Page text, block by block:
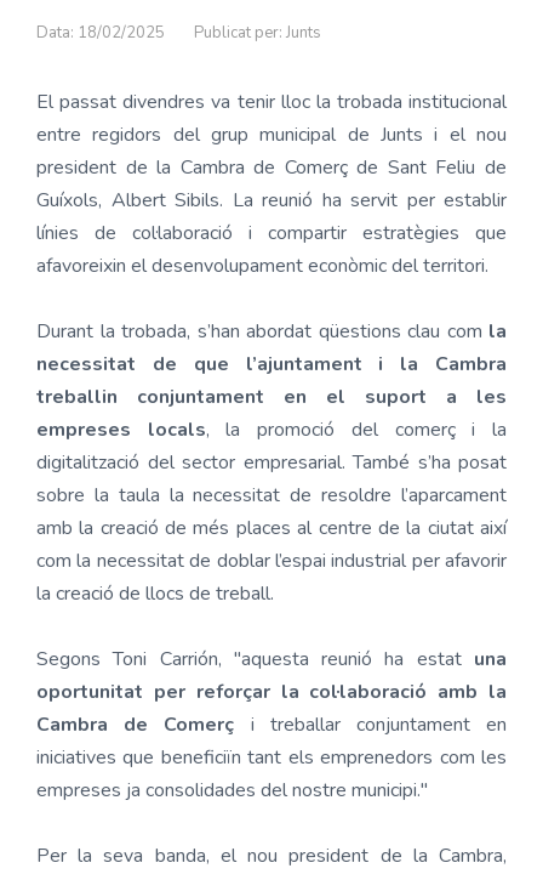
Data: 18/02/2025 Publicat per: Junts
El passat divendres va tenir lloc la trobada institucional
entre regidors del grup municipal de Junts i el nou
president de la Cambra de Comerç de Sant Feliu de
Guíxols, Albert Sibils. La reunió ha servit per establir
línies de col·laboració i compartir estratègies que
afavoreixin el desenvolupament econòmic del territori.
Durant la trobada, s’han abordat qüestions clau com la
necessitat de que l’ajuntament i la Cambra
treballin conjuntament en el suport a les
empreses locals, la promoció del comerç i la
digitalització del sector empresarial. També s’ha posat
sobre la taula la necessitat de resoldre l’aparcament
amb la creació de més places al centre de la ciutat així
com la necessitat de doblar l’espai industrial per afavorir
la creació de llocs de treball.
Segons Toni Carrión, "aquesta reunió ha estat una
oportunitat per reforçar la col·laboració amb la
Cambra de Comerç i treballar conjuntament en
iniciatives que beneficiïn tant els emprenedors com les
empreses ja consolidades del nostre municipi."
Per la seva banda, el nou president de la Cambra,